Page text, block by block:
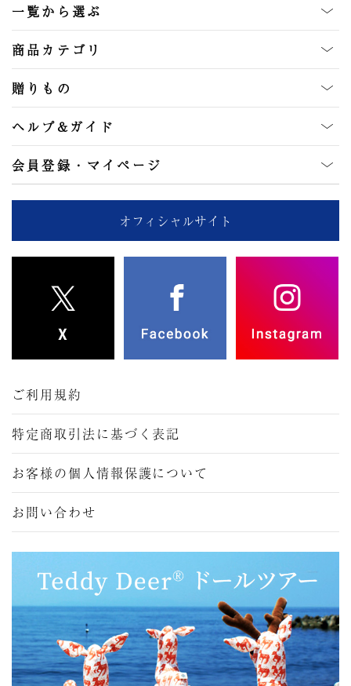
一覧から選ぶ
商品カテゴリ
贈りもの
ヘルプ&ガイド
会員登録・マイページ
オフィシャルサイト
ご利用規約
特定商取引法に基づく表記
お客様の個人情報保護について
お問い合わせ